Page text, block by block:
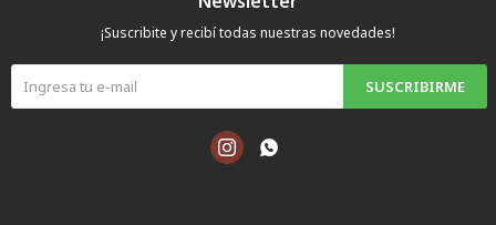
¡Suscribite y recibí todas nuestras novedades!
SUSCRIBIRME
 